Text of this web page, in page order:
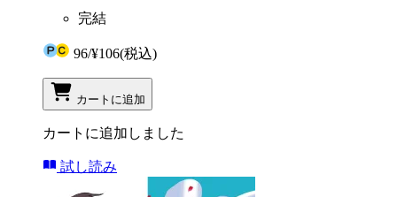
完結
96/¥106(税込)
カートに追加
カートに追加しました
試し読み